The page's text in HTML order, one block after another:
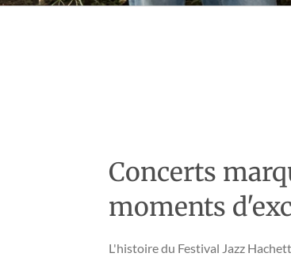
Concerts
moments
L'histoire du Festival Jazz